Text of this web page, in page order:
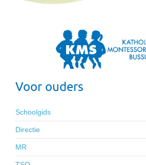
Voor ouders
Schoolgids
Directie
MR